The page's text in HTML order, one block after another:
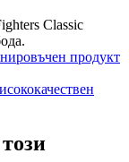
Classic
продукт